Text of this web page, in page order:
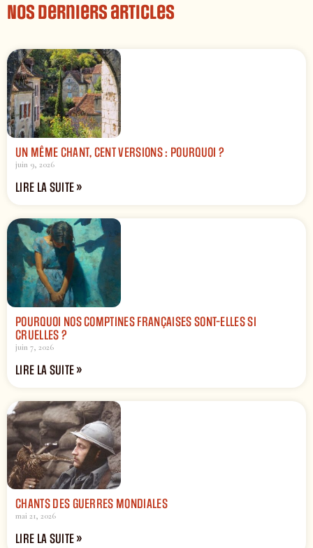
Nos derniers articles
UN MÊME CHANT, CENT VERSIONS : POURQUOI ?
juin 9, 2026
LIRE LA SUITE »
POURQUOI NOS COMPTINES FRANÇAISES SONT-ELLES SI
CRUELLES ?
juin 7, 2026
LIRE LA SUITE »
CHANTS DES GUERRES MONDIALES
mai 21, 2026
LIRE LA SUITE »